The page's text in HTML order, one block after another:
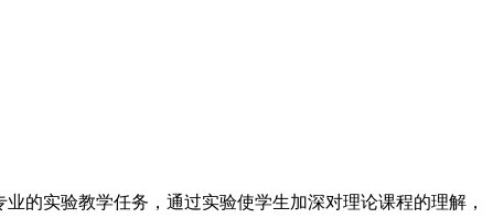
的实验教学任务，通过实验使学生加深对理论课程的理解，